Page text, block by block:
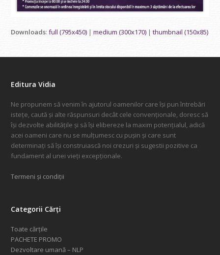
Downloads:full (795x450) |medium (300x170) |thumbnail (150x85)
Editura Vidia
Ne propunem să venim în ajutorul oamenilor care își pun întrebări
istețe, caută și alte răspunsuri decât cele convenționale, doresc să
își dezvolte abilitățile și să își elibereze la maxim potențialul, adică
acei oameni care nu se mulțumesc cu pușin și care sunt
determinați să își construiască noi crezuri și sugestii pozitive ca
fundament al unei vieți excepționale.
Termeni și condiții
Categorii Cărți
Toate cărțile
PACHETE PROMO
Dezvoltare umană – NLP